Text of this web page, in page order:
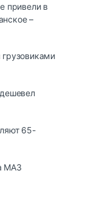
привели в
–
65-
МАЗ